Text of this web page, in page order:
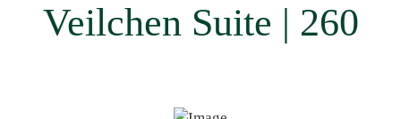
Veilchen Suite | 260